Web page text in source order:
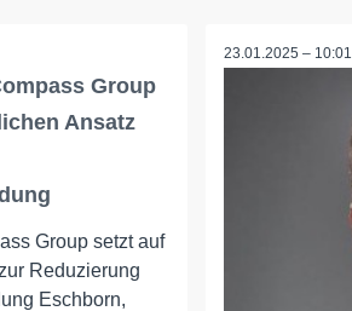
Group
Ansatz
Group setzt auf
Reduzierung
Eschborn,
23.01.2025 – 10:01